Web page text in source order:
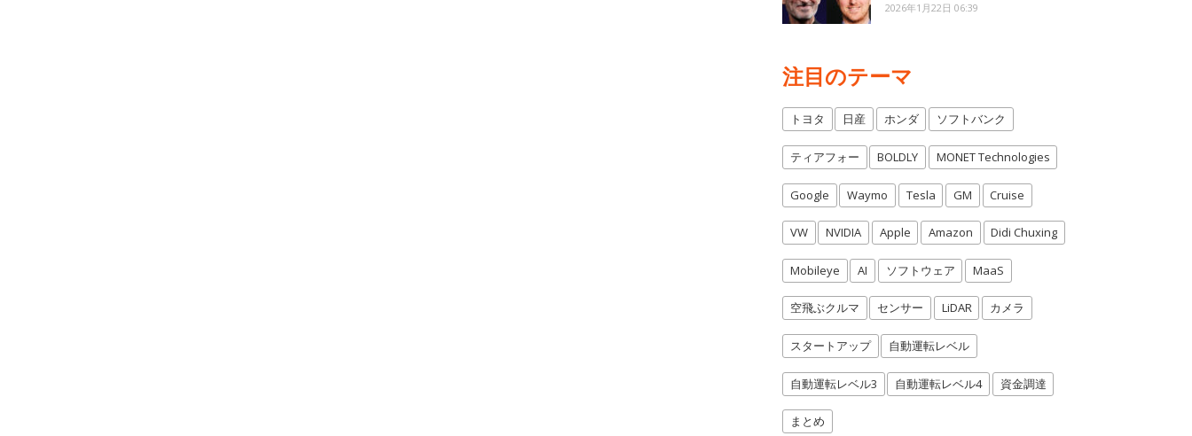
2026年1月22日 06:39
注目のテーマ
トヨタ 日産 ホンダ ソフトバンク
ティアフォー BOLDLY MONET Technologies
Google Waymo Tesla GM Cruise
VW NVIDIA Apple Amazon Didi Chuxing
Mobileye AI ソフトウェア MaaS
空飛ぶクルマ センサー LiDAR カメラ
スタートアップ 自動運転レベル
自動運転レベル3 自動運転レベル4 資金調達
まとめ